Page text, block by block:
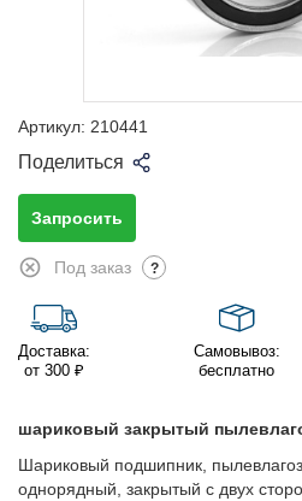
Артикул: 210441
Поделиться
Запросить
Под заказ ?
Доставка:
от 300 ₽
Самовывоз:
бесплатно
шариковый закрытый
Шариковый подшипник,
однорядный, закрытый с двух